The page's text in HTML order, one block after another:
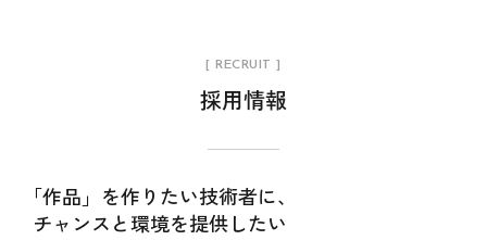
[ RECRUIT ]
採用情報
「作品」を作りたい技術者に、
チャンスと環境を提供したい